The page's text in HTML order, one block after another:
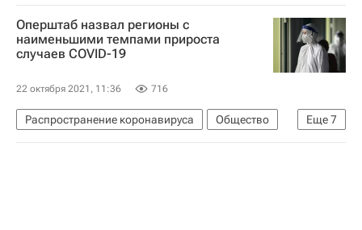
Вооруженные силы Украины
Леонид Калашников
Оперштаб назвал регионы с
наименьшими темпами прироста
случаев COVID-19
22 октября 2021, 11:36 716
Еще7
Распространение коронавируса
Общество
Сахалинская область
Камчатский край